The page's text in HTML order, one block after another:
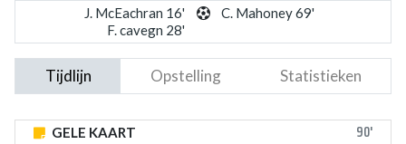
J. McEachran 16'
F. cavegn 28'
C. Mahoney 69'
Tijdlijn Opstelling Statistieken
GELE KAART 90'